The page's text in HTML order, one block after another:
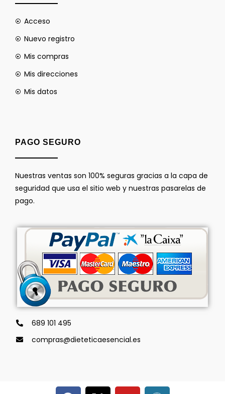
Acceso
Nuevo registro
Mis compras
Mis direcciones
Mis datos
PAGO SEGURO
Nuestras ventas son 100% seguras gracias a la capa de
seguridad que usa el sitio web y nuestras pasarelas de
pago.
689 101 495
compras@dieteticaesencial.es